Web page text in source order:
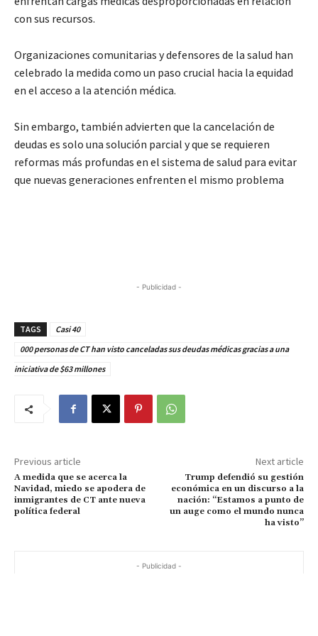
con sus recursos.
Organizaciones comunitarias y defensores de la salud han
celebrado la medida como un paso crucial hacia la equidad
en el acceso a la atención médica.
Sin embargo, también advierten que la cancelación de
deudas es solo una solución parcial y que se requieren
reformas más profundas en el sistema de salud para evitar
que nuevas generaciones enfrenten el mismo problema
- Publicidad -
TAGS
Casi 40
000 personas de CT han visto canceladas sus deudas médicas gracias a una
iniciativa de $63 millones
Previous article
A medida que se acerca la
Navidad, miedo se apodera de
inmigrantes de CT ante nueva
política federal
Next article
Trump defendió su gestión
económica en un discurso a la
nación: “Estamos a punto de
un auge como el mundo nunca
ha visto”
- Publicidad -